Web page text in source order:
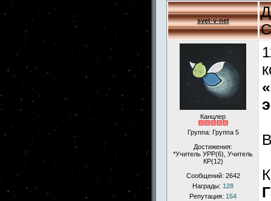
svet-v-net
Канцлер
Группа: Группа 5
Достижения:
*Учитель УРР(6), Учитель
КР(12)
Сообщений: 2642
Награды: 128
Репутация: 154